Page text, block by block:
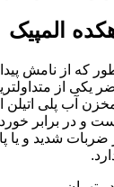
المپیک
که از نامش
از
آب پلی اتیلن
و در برابر
ضربات شدید و